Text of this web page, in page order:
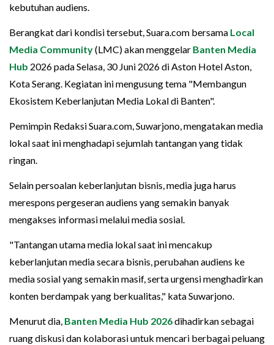
kebutuhan audiens.
Berangkat dari kondisi tersebut, Suara.com bersama Local
Media Community(LMC) akan menggelar Banten Media
Hub 2026 pada Selasa, 30 Juni 2026 di Aston Hotel Aston,
Kota Serang. Kegiatan ini mengusung tema "Membangun
Ekosistem Keberlanjutan Media Lokal di Banten".
Pemimpin Redaksi Suara.com, Suwarjono, mengatakan media
lokal saat ini menghadapi sejumlah tantangan yang tidak
ringan.
Selain persoalan keberlanjutan bisnis, media juga harus
merespons pergeseran audiens yang semakin banyak
mengakses informasi melalui media sosial.
"Tantangan utama media lokal saat ini mencakup
keberlanjutan media secara bisnis, perubahan audiens ke
media sosial yang semakin masif, serta urgensi menghadirkan
konten berdampak yang berkualitas," kata Suwarjono.
Menurut dia, Banten Media Hub 2026dihadirkan sebagai
ruang diskusi dan kolaborasi untuk mencari berbagai peluang